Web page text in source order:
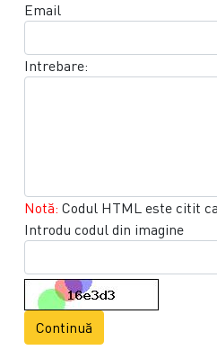
Email
Intrebare:
Notă: Codul HTML este citit
Introdu codul din imagine
Continuă